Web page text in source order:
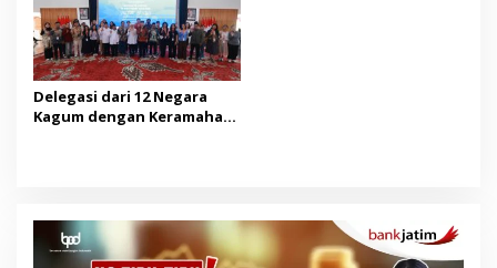
Delegasi dari 12 Negara
Kagum dengan Keramahan